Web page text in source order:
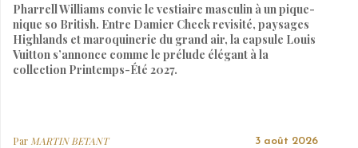
Pharrell Williams convie le vestiaire masculin à un pique-
nique so British. Entre Damier Check revisité, paysages
Highlands et maroquinerie du grand air, la capsule Louis
Vuitton s’annonce comme le prélude élégant à la
collection Printemps-Été 2027.
Par MARTIN BETANT 3 août 2026